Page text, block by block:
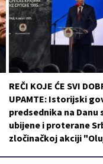
REČI KOJE ĆE SVI
UPAMTE: Istorijski
predsednika na Danu
ubijene i proterane
zločinačkoj akciji